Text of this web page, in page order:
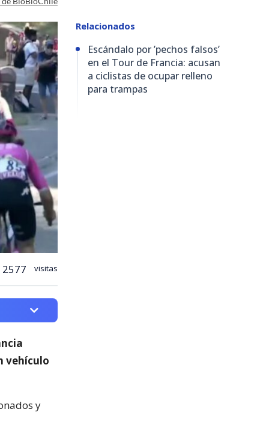
2577 visitas
vehículo
y
Relacionados
Escándalo por ’pechos falsos’
en el Tour de Francia: acusan
a ciclistas de ocupar relleno
para trampas